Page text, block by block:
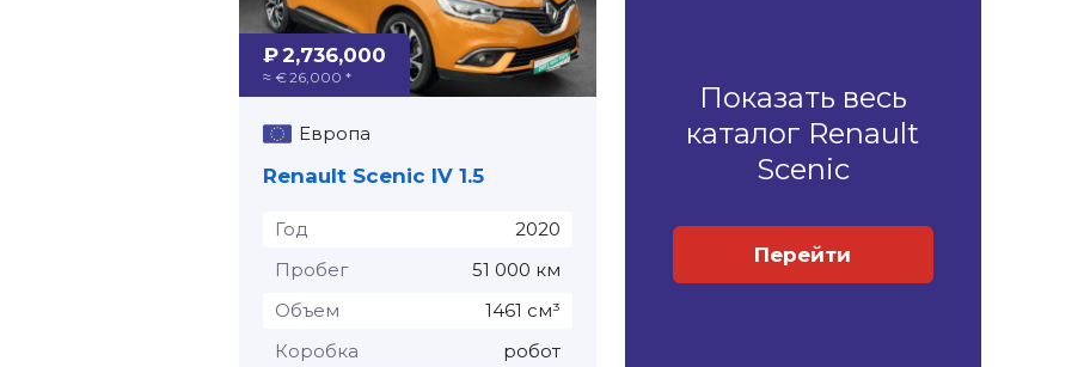
₽ 2,736,000
≈ € 26,000 *
Европа
Renault Scenic IV 1.5
Год
2020
Пробег
51 000 км
Объем
1461 см³
Коробка
робот
Показать весь
каталог Renault
Scenic
Перейти